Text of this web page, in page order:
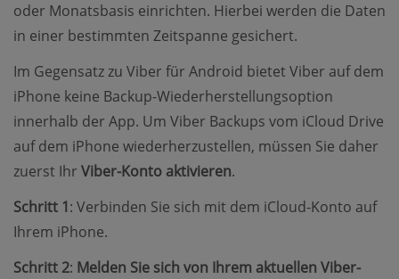
oder Monatsbasis einrichten. Hierbei werden die Daten
in einer bestimmten Zeitspanne gesichert.
Im Gegensatz zu Viber für Android bietet Viber auf dem
iPhone keine Backup-Wiederherstellungsoption
innerhalb der App. Um Viber Backups vom iCloud Drive
auf dem iPhone wiederherzustellen, müssen Sie daher
zuerst Ihr Viber-Konto aktivieren.
Schritt 1: Verbinden Sie sich mit dem iCloud-Konto auf
Ihrem iPhone.
Schritt 2: Melden Sie sich von Ihrem aktuellen Viber-